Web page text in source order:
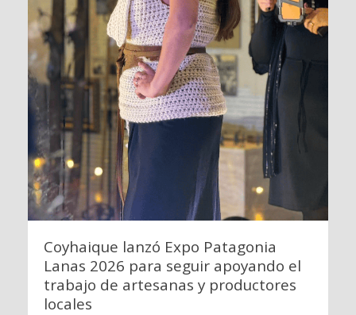
Coyhaique lanzó Expo Patagonia
Lanas 2026 para seguir apoyando el
trabajo de artesanas y productores
locales